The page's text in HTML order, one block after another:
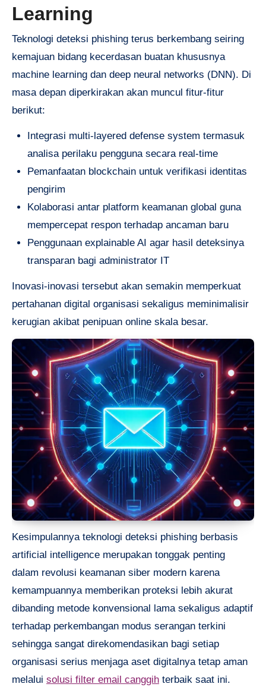
Learning
Teknologi deteksi phishing terus berkembang seiring
kemajuan bidang kecerdasan buatan khususnya
machine learning dan deep neural networks (DNN). Di
masa depan diperkirakan akan muncul fitur-fitur
berikut:
Integrasi multi-layered defense system termasuk
analisa perilaku pengguna secara real-time
Pemanfaatan blockchain untuk verifikasi identitas
pengirim
Kolaborasi antar platform keamanan global guna
mempercepat respon terhadap ancaman baru
Penggunaan explainable AI agar hasil deteksinya
transparan bagi administrator IT
Inovasi-inovasi tersebut akan semakin memperkuat
pertahanan digital organisasi sekaligus meminimalisir
kerugian akibat penipuan online skala besar.
Kesimpulannya teknologi deteksi phishing berbasis
artificial intelligence merupakan tonggak penting
dalam revolusi keamanan siber modern karena
kemampuannya memberikan proteksi lebih akurat
dibanding metode konvensional lama sekaligus adaptif
terhadap perkembangan modus serangan terkini
sehingga sangat direkomendasikan bagi setiap
organisasi serius menjaga aset digitalnya tetap aman
melalui solusi filter email canggih terbaik saat ini.